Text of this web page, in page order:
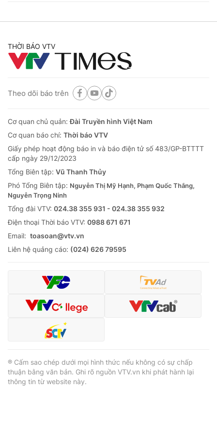
THỜI BÁO VTV
Theo dõi báo trên
Cơ quan chủ quản:Đài Truyền hình Việt Nam
Cơ quan báo chí: Thời báo VTV
Giấy phép hoạt động báo in và báo điện tử số 483/GP-BTTTT
cấp ngày 29/12/2023
Tổng Biên tập: Vũ Thanh Thủy
Phó Tổng Biên tập: Nguyễn Thị Mỹ Hạnh, Phạm Quốc Thắng,
Nguyễn Trọng Ninh
Tổng đài VTV: 024.38 355 931 - 024.38 355 932
Ðiện thoại Thời báo VTV: 0988 671 671
Email: toasoan@vtv.vn
Liên hệ quảng cáo: (024) 626 79595
® Cấm sao chép dưới mọi hình thức nếu không có sự chấp
thuận bằng văn bản. Ghi rõ nguồn VTV.vn khi phát hành lại
thông tin từ website này.